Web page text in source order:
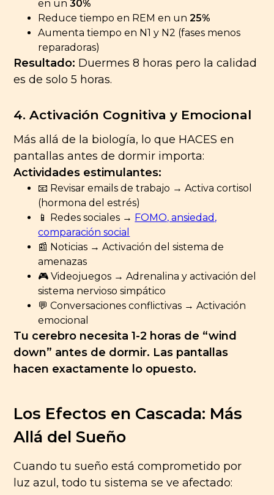
en un30%
Reduce tiempo en REM en un25%
Aumenta tiempo en N1 y N2 (fases menos
reparadoras)
Resultado: Duermes 8 horas pero la calidad
es de solo 5 horas.
4. Activación Cognitiva y Emocional
Más allá de la biología, lo que HACES en
pantallas antes de dormir importa:
Actividades estimulantes:
📧 Revisar emails de trabajo → Activa cortisol
(hormona del estrés)
📱 Redes sociales → FOMO, ansiedad,
comparación social
📰 Noticias → Activación del sistema de
amenazas
🎮 Videojuegos → Adrenalina y activación del
sistema nervioso simpático
💬 Conversaciones conflictivas → Activación
emocional
Tu cerebro necesita 1-2 horas de “wind
down” antes de dormir. Las pantallas
hacen exactamente lo opuesto.
Los Efectos en Cascada: Más
Allá del Sueño
Cuando tu sueño está comprometido por
luz azul, todo tu sistema se ve afectado: